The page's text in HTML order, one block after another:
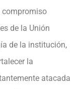
compromiso
de la Unión
de la institución,
la
atacada